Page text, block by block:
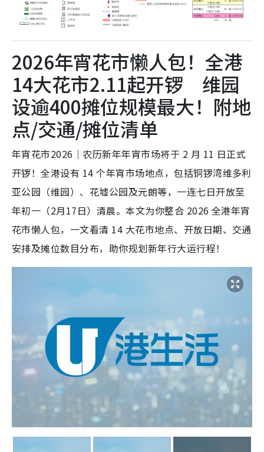
2026年宵花市懒人包！全港
14大花市2.11起开锣 维园
设逾400摊位规模最大！附地
点/交通/摊位清单
年宵花市2026｜农历新年年宵市场将于 2 月 11 日正式
开锣！全港设有 14 个年宵市场地点，包括铜锣湾维多利
亚公园（维园）、花墟公园及元朗等，一连七日开放至
年初一（2月17日）清晨。本文为你整合 2026 全港年宵
花市懒人包，一文看清 14 大花市地点、开放日期、交通
安排及摊位数目分布，助你规划新年行大运行程！